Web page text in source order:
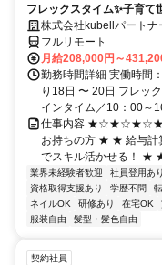
フレックスタイム✨子育て
株式会社kubellパートナ
フルリモート
月給208,000円～
勤務時間詳細 実働時間
り18日 〜 20日 フレッ
インタイム／10：00～
仕事内容
お持ちの方 ★ ★ 給与計
でスキル活かせ
業界未経験者歓迎 社員登用あり
資格取得支援あり
学歴不問
ネイルOK
研修あり 在宅OK
服装自由
髪型・髪色自由
契約社員